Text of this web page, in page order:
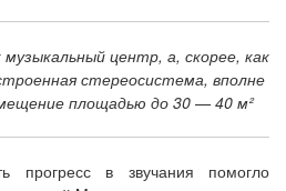
центр, а, скорее, как
стереосистема, вполне
площадью до 30 — 40 м²
прогресс в звучания помогло